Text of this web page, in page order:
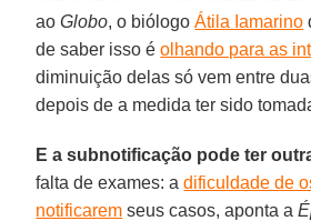
aoGlobo, o biólogoÁtila Iamarino
de saber isso éolhando para as
diminuição delas só vem entre
depois de a medida ter sido
E a subnotificação pode ter
falta de exames: adificuldade de
notificarem seus casos, aponta a